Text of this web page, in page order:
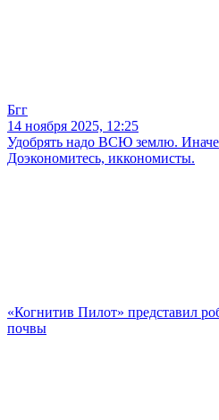
Бгг
14 ноября 2025, 12:25
Удобрять надо ВСЮ землю. Иначе
Доэкономитесь, иккономисты.
«Когнитив Пилот» представил
почвы